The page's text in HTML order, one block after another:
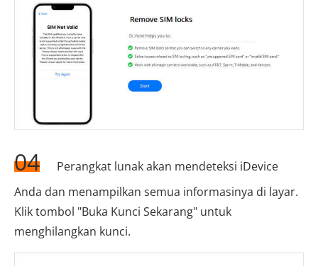
04
Perangkat lunak akan mendeteksi iDevice
Anda dan menampilkan semua informasinya di layar.
Klik tombol "Buka Kunci Sekarang" untuk
menghilangkan kunci.